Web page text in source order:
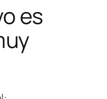
es